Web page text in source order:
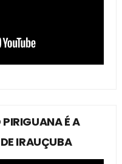
É A
IRAUÇUBA